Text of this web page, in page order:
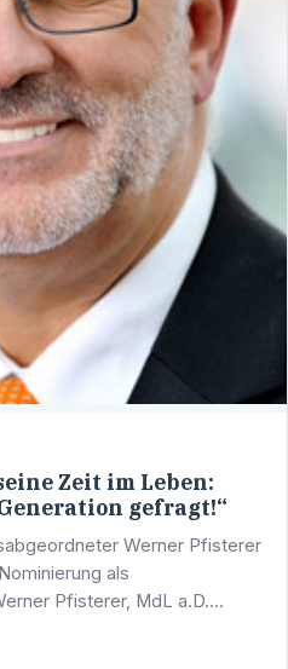
Zeit im Leben:
gefragt!“
Werner Pfisterer
als
Pfisterer, MdL a.D.